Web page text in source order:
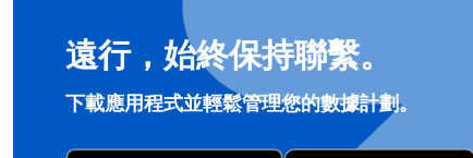
my eSim?
start by checking if your device supports eSIM technology.
遠行，始終保持聯繫。
下載應用程式並輕鬆管理您的數據計劃。
登入或註冊